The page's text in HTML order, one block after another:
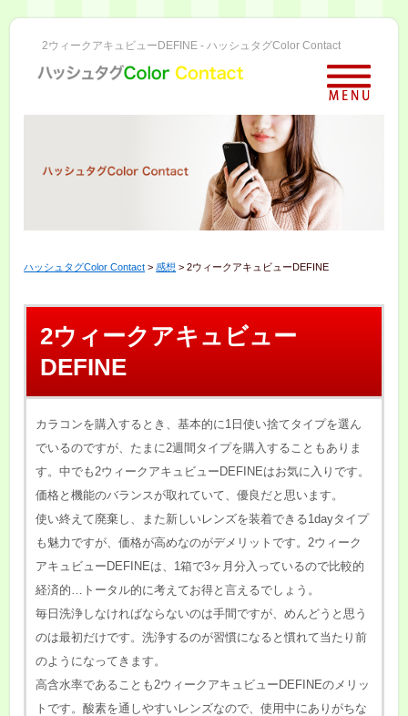
2ウィークアキュビューDEFINE - ハッシュタグColor Contact
ハッシュタグColor Contact >感想 >2ウィークアキュビューDEFINE
2ウィークアキュビュー
DEFINE
カラコンを購入するとき、基本的に1日使い捨てタイプを選ん
でいるのですが、たまに2週間タイプを購入することもありま
す。中でも2ウィークアキュビューDEFINEはお気に入りです。
価格と機能のバランスが取れていて、優良だと思います。
使い終えて廃棄し、また新しいレンズを装着できる1dayタイプ
も魅力ですが、価格が高めなのがデメリットです。2ウィーク
アキュビューDEFINEは、1箱で3ヶ月分入っているので比較的
経済的…トータル的に考えてお得と言えるでしょう。
毎日洗浄しなければならないのは手間ですが、めんどうと思う
のは最初だけです。洗浄するのが習慣になると慣れて当たり前
のようになってきます。
高含水率であることも2ウィークアキュビューDEFINEのメリッ
トです。酸素を通しやすいレンズなので、使用中にありがちな